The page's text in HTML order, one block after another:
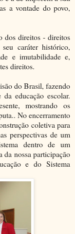
a vontade do povo,
dos direitos - direitos
caráter histórico,
e imutabilidade e,
direitos.
do Brasil, fazendo
educação escolar.
mostrando os
No encerramento
coletiva para
perspectivas de um
dentro de um
da nossa participação
e do Sistema